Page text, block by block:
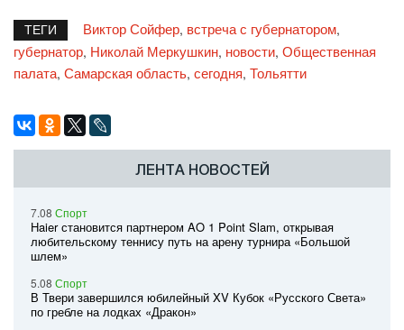
ТЕГИ Виктор Сойфер, встреча с губернатором,
губернатор, Николай Меркушкин, новости, Общественная
палата, Самарская область, сегодня, Тольятти
ЛЕНТА НОВОСТЕЙ
7.08 Спорт
Haier становится партнером AO 1 Point Slam, открывая
любительскому теннису путь на арену турнира «Большой
шлем»
5.08 Спорт
В Твери завершился юбилейный XV Кубок «Русского Света»
по гребле на лодках «Дракон»